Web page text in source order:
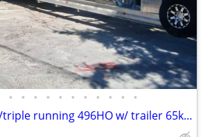
• • • • • • • • • • •
Baja 44.2 ft boss w/triple running 496HO w/ trailer 65k Motivated